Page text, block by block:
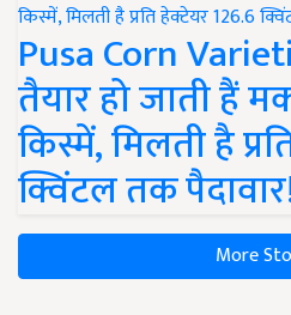
Pusa Corn
तैयार हो जाती हैं
किस्में, मिलती है
क्विंटल तक
More